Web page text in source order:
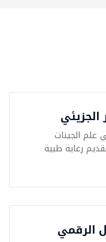
الجزيئي
علم الجينات
رعاية طبية
الرقمي